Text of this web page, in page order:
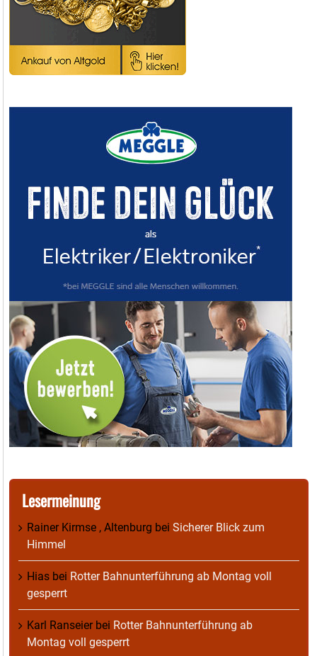
Lesermeinung
Rainer Kirmse , Altenburg bei Sicherer Blick zum
Himmel
Hias bei Rotter Bahnunterführung ab Montag voll
gesperrt
Karl Ranseierbei Rotter Bahnunterführung ab
Montag voll gesperrt